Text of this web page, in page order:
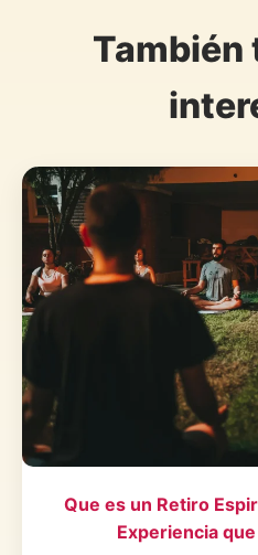
También
Que es un Retiro
Experiencia